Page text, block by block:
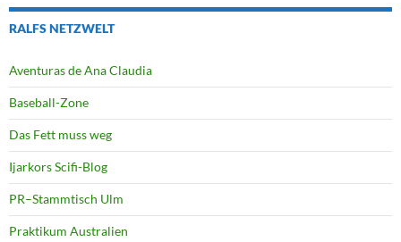
RALFS NETZWELT
Aventuras de Ana Claudia
Baseball-Zone
Das Fett muss weg
Ijarkors Scifi-Blog
PR–Stammtisch Ulm
Praktikum Australien